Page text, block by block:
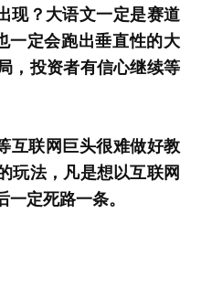
现？大语文一定是赛道
一定会跑出垂直性的大
，投资者有信心继续等
互联网巨头很难做好教
玩法，凡是想以互联网
定死路一条。